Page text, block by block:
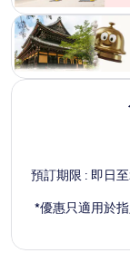
預訂期限 : 即日
*優惠只適用於